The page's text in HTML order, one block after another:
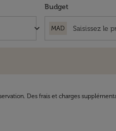
keyboard_arrow_down
Budget
MAD
Des frais et charges